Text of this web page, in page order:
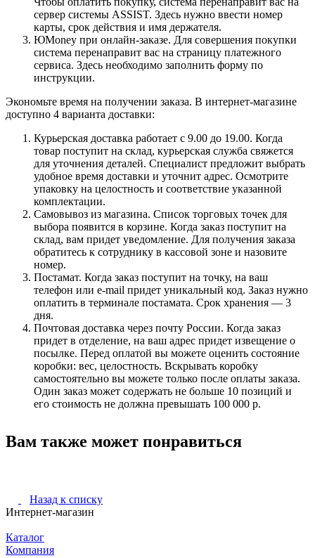
сервер системы ASSIST. Здесь нужно ввести номер
карты, срок действия и имя держателя.
ЮMoney при онлайн-заказе. Для совершения покупки
система перенаправит вас на страницу платежного
сервиса. Здесь необходимо заполнить форму по
инструкции.
Экономьте время на получении заказа. В интернет-магазине
доступно 4 варианта доставки:
Курьерская доставка работает с 9.00 до 19.00. Когда
товар поступит на склад, курьерская служба свяжется
для уточнения деталей. Специалист предложит выбрать
удобное время доставки и уточнит адрес. Осмотрите
упаковку на целостность и соответствие указанной
комплектации.
Самовывоз из магазина. Список торговых точек для
выбора появится в корзине. Когда заказ поступит на
склад, вам придет уведомление. Для получения заказа
обратитесь к сотруднику в кассовой зоне и назовите
номер.
Постамат. Когда заказ поступит на точку, на ваш
телефон или e-mail придет уникальный код. Заказ нужно
оплатить в терминале постамата. Срок хранения — 3
дня.
Почтовая доставка через почту России. Когда заказ
придет в отделение, на ваш адрес придет извещение о
посылке. Перед оплатой вы можете оценить состояние
коробки: вес, целостность. Вскрывать коробку
самостоятельно вы можете только после оплаты заказа.
Один заказ может содержать не больше 10 позиций и
его стоимость не должна превышать 100 000 р.
Вам также может понравиться
Назад к списку
Интернет-магазин
Каталог
Компания